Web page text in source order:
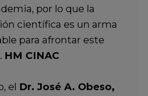
por lo que la
científica es un arma
para afrontar este
HM CINAC
el Dr. José A. Obeso,